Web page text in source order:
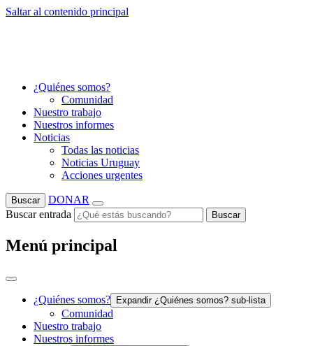
Saltar al contenido principal
¿Quiénes somos?
Comunidad
Nuestro trabajo
Nuestros informes
Noticias
Todas las noticias
Noticias Uruguay
Acciones urgentes
Buscar
DONAR
Buscar entrada
Buscar
Menú principal
¿Quiénes somos? Expandir ¿Quiénes somos? sub-lista
Comunidad
Nuestro trabajo
Nuestros informes